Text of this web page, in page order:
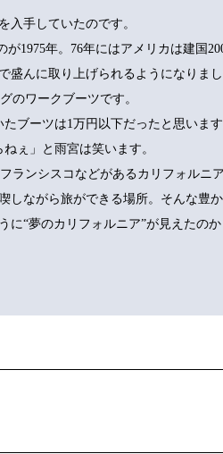
入手していたのです。
1975年。76年にはアメリカは建国
盛んに取り上げられるようになりま
のワークブーツです。
ブーツは1万円以下だったと思います
ぇ」と雨宮は笑います。
ランシスコなどがあるカリフォルニア
しながら旅ができる場所。そんな豊
に“夢のカリフォルニア”が見えたの